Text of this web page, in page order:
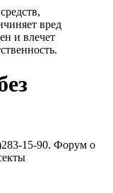
вред
и влечет
15-90. Форум о